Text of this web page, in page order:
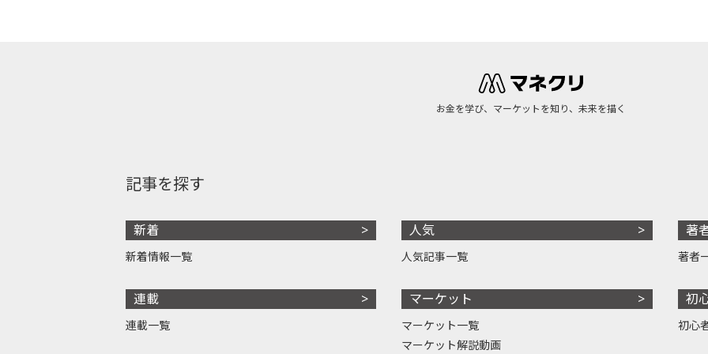
お金を学び、マーケットを知り、未来を描く
記事を探す
新着
新着情報一覧
連載
連載一覧
人気
人気記事一覧
マーケット
マーケット一覧
マーケット解説動画
著
著者
初
初心